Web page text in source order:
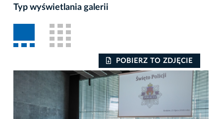
Typ wyświetlania galerii
POBIERZ TO ZDJĘCIE